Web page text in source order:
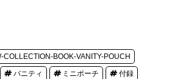
BOOK-VANITY-POUCH
バニティ ミニポーチ 付録